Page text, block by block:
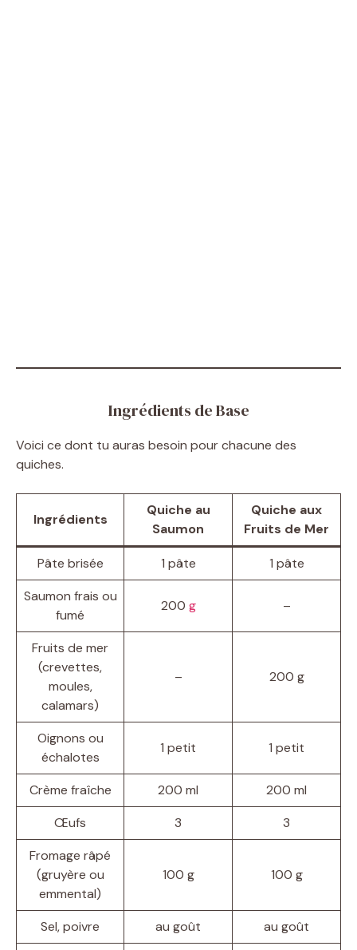
Ingrédients de Base
Voici ce dont tu auras besoin pour chacune des
quiches.
Ingrédients
Quiche au
Saumon
Quiche aux
Fruits de Mer
Pâte brisée 1 pâte
1 pâte
Saumon frais ou
fumé
200 g –
Fruits de mer
(crevettes,
moules,
calamars)
– 200 g
Oignons ou
échalotes
1 petit 1 petit
Crème fraîche 200 ml
200 ml
Œufs
3
3
Fromage râpé
(gruyère ou
emmental)
100 g 100 g
Sel, poivre au goût
au goût